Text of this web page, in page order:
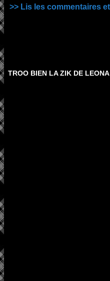
>> Lis les commentaires
TROO BIEN LA ZIK DE